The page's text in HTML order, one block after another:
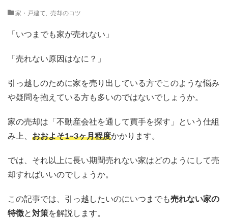
家・戸建て 売却のコツ
「いつまでも家が売れない」
「売れない原因はなに？」
引っ越しのために家を売り出している方でこのような悩み
や疑問を抱えている方も多いのではないでしょうか。
家の売却は「不動産会社を通して買手を探す」という仕組
み上、 おおよそ1~3ヶ月程度かかります。
では、それ以上に長い期間売れない家はどのようにして売
却すればいいのでしょうか。
この記事では、引っ越したいのにいつまでも売れない家の
特徴と対策を解説します。